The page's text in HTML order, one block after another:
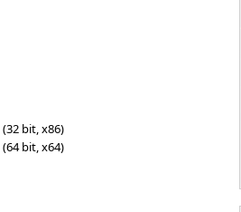
bit, x86)
bit, x64)